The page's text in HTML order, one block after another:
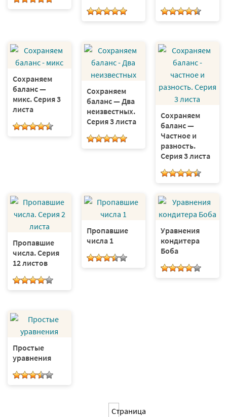
Сохраняем
баланс —
микс. Серия 3
листа
Сохраняем
баланс — Два
неизвестных.
Серия 3 листа
Сохраняем
баланс —
Частное и
разность.
Серия 3 листа
Пропавшие
числа. Серия
12 листов
Пропавшие
числа 1
Уравнения
кондитера
Боба
Простые
уравнения
Страница